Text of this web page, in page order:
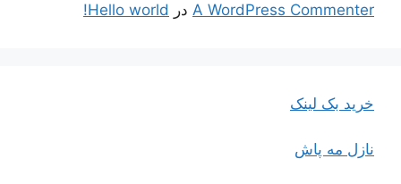
A WordPress CommenterدرHello world!
خرید بک لینک
نازل مه پاش